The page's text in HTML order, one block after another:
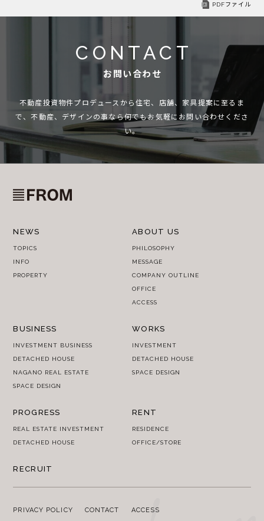
PDFファイル
CONTACT
お問い合わせ
不動産投資物件プロデュースから住宅、店舗、家具提案に至るま
で、不動産、デザインの事なら何でもお気軽にお問い合わせくださ
い。
NEWS
TOPICS
INFO
PROPERTY
ABOUT US
PHILOSOPHY
MESSAGE
COMPANY OUTLINE
OFFICE
ACCESS
BUSINESS
INVESTMENT BUSINESS
DETACHED HOUSE
NAGANO REAL ESTATE
SPACE DESIGN
WORKS
INVESTMENT
DETACHED HOUSE
SPACE DESIGN
PROGRESS
REAL ESTATE INVESTMENT
DETACHED HOUSE
RENT
RESIDENCE
OFFICE/STORE
RECRUIT
PRIVACY POLICY CONTACT ACCESS